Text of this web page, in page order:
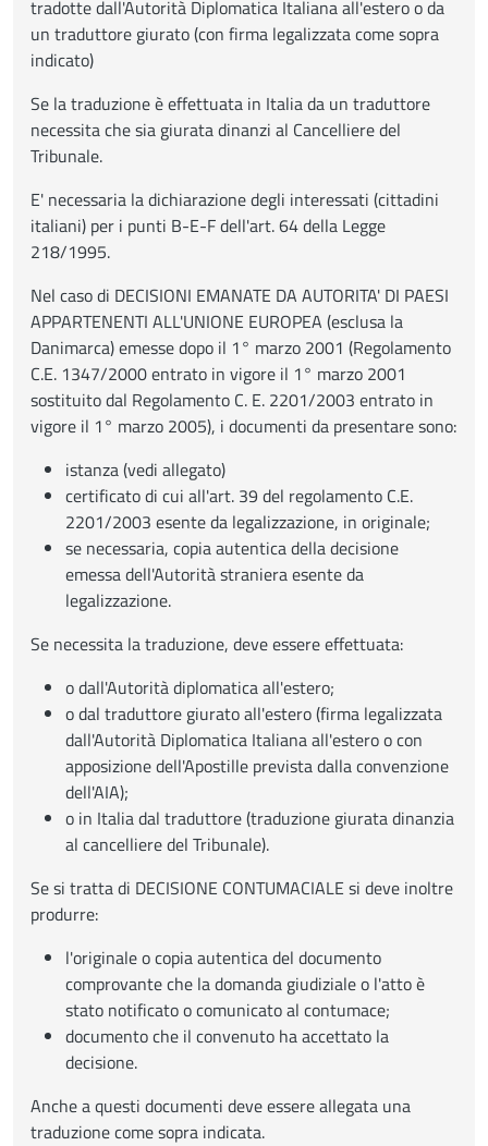
tradotte dall'Autorità Diplomatica Italiana all'estero o da
un traduttore giurato (con firma legalizzata come sopra
indicato)
Se la traduzione è effettuata in Italia da un traduttore
necessita che sia giurata dinanzi al Cancelliere del
Tribunale.
E' necessaria la dichiarazione degli interessati (cittadini
italiani) per i punti B-E-F dell'art. 64 della Legge
218/1995.
Nel caso di DECISIONI EMANATE DA AUTORITA' DI PAESI
APPARTENENTI ALL'UNIONE EUROPEA (esclusa la
Danimarca) emesse dopo il 1° marzo 2001 (Regolamento
C.E. 1347/2000 entrato in vigore il 1° marzo 2001
sostituito dal Regolamento C. E. 2201/2003 entrato in
vigore il 1° marzo 2005), i documenti da presentare sono:
istanza (vedi allegato)
certificato di cui all'art. 39 del regolamento C.E.
2201/2003 esente da legalizzazione, in originale;
se necessaria, copia autentica della decisione
emessa dell'Autorità straniera esente da
legalizzazione.
Se necessita la traduzione, deve essere effettuata:
o dall'Autorità diplomatica all'estero;
o dal traduttore giurato all'estero (firma legalizzata
dall'Autorità Diplomatica Italiana all'estero o con
apposizione dell'Apostille prevista dalla convenzione
dell'AIA);
o in Italia dal traduttore (traduzione giurata dinanzia
al cancelliere del Tribunale).
Se si tratta di DECISIONE CONTUMACIALE si deve inoltre
produrre:
l'originale o copia autentica del documento
comprovante che la domanda giudiziale o l'atto è
stato notificato o comunicato al contumace;
documento che il convenuto ha accettato la
decisione.
Anche a questi documenti deve essere allegata una
traduzione come sopra indicata.